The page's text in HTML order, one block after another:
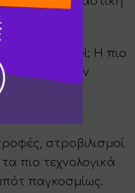
τα carousel; Η πιο
για όλη την
στροβιλισμοί
πιο τεχνολογικά
παγκοσμίως.